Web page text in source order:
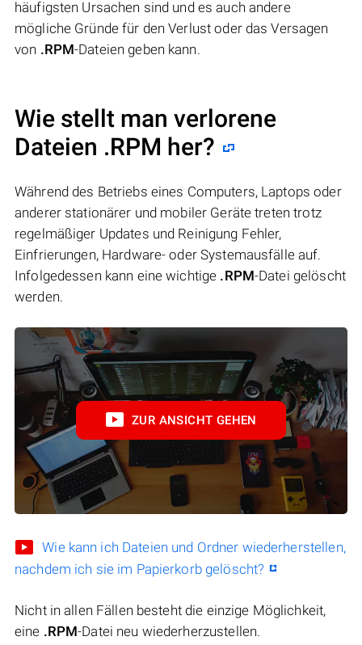
häufigsten Ursachen sind und es auch andere
mögliche Gründe für den Verlust oder das Versagen
von .RPM-Dateien geben kann.
Wie stellt man verlorene
Dateien .RPM her?
Während des Betriebs eines Computers, Laptops oder
anderer stationärer und mobiler Geräte treten trotz
regelmäßiger Updates und Reinigung Fehler,
Einfrierungen, Hardware- oder Systemausfälle auf.
Infolgedessen kann eine wichtige .RPM-Datei gelöscht
werden.
ZUR ANSICHT GEHEN
Wie kann ich Dateien und Ordner wiederherstellen,
nachdem ich sie im Papierkorb gelöscht?
Nicht in allen Fällen besteht die einzige Möglichkeit,
eine .RPM-Datei neu wiederherzustellen.